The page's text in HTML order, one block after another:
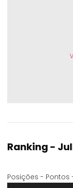
Ranking -
Posições - Pontos